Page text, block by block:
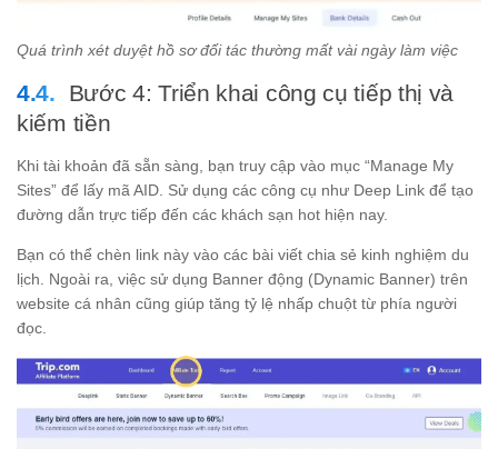
Quá trình xét duyệt hồ sơ đối tác thường mất vài ngày làm việc
Bước 4: Triển khai công cụ tiếp thị và
kiếm tiền
Khi tài khoản đã sẵn sàng, bạn truy cập vào mục “Manage My
Sites” để lấy mã AID. Sử dụng các công cụ như Deep Link để tạo
đường dẫn trực tiếp đến các khách sạn hot hiện nay.
Bạn có thể chèn link này vào các bài viết chia sẻ kinh nghiệm du
lịch. Ngoài ra, việc sử dụng Banner động (Dynamic Banner) trên
website cá nhân cũng giúp tăng tỷ lệ nhấp chuột từ phía người
đọc.